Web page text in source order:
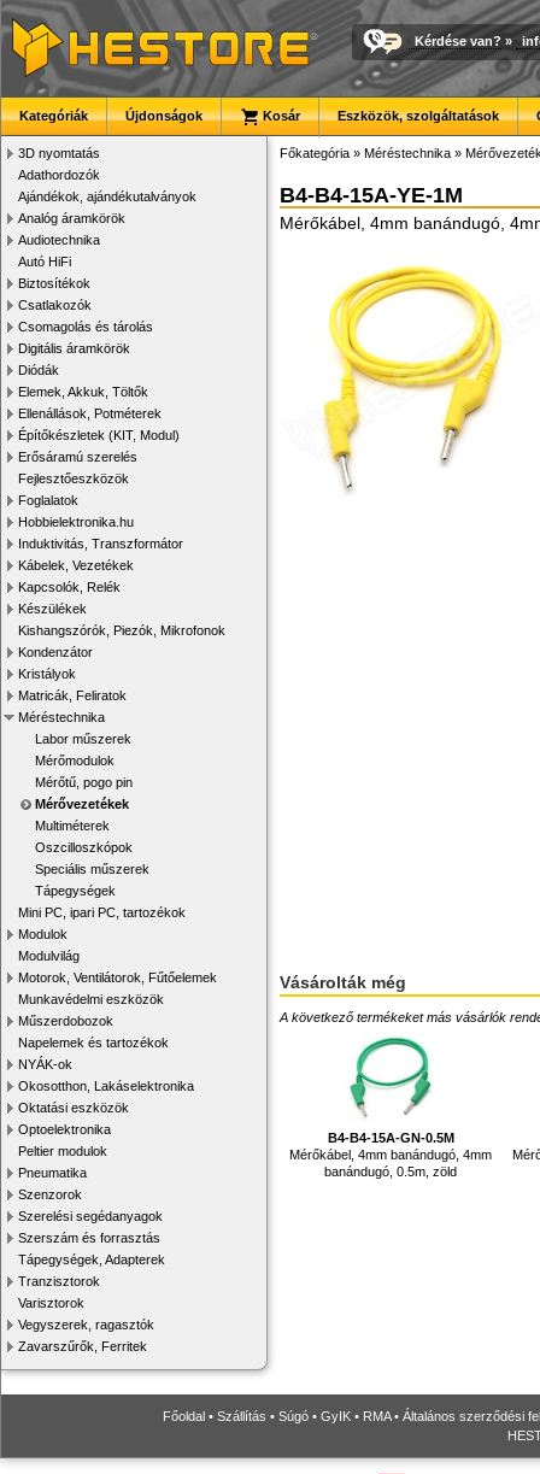
Kérdése van? »
Kategóriák Újdonságok Kosár Eszközök, szolgáltatások
3D nyomtatás
Adathordozók
Ajándékok, ajándékutalványok
Analóg áramkörök
Audiotechnika
Autó HiFi
Biztosítékok
Csatlakozók
Csomagolás és tárolás
Digitális áramkörök
Diódák
Elemek, Akkuk, Töltők
Ellenállások, Potméterek
Építőkészletek (KIT, Modul)
Erősáramú szerelés
Fejlesztőeszközök
Foglalatok
Hobbielektronika.hu
Induktivitás, Transzformátor
Kábelek, Vezetékek
Kapcsolók, Relék
Készülékek
Kishangszórók, Piezók, Mikrofonok
Kondenzátor
Kristályok
Matricák, Feliratok
Méréstechnika
Labor műszerek
Mérőmodulok
Mérőtű, pogo pin
Mérővezetékek
Multiméterek
Oszcilloszkópok
Speciális műszerek
Tápegységek
Mini PC, ipari PC, tartozékok
Modulok
Modulvilág
Motorok, Ventilátorok, Fűtőelemek
Munkavédelmi eszközök
Műszerdobozok
Napelemek és tartozékok
NYÁK-ok
Okosotthon, Lakáselektronika
Oktatási eszközök
Optoelektronika
Peltier modulok
Pneumatika
Szenzorok
Szerelési segédanyagok
Szerszám és forrasztás
Tápegységek, Adapterek
Tranzisztorok
Varisztorok
Vegyszerek, ragasztók
Zavarszűrők, Ferritek
Főkategória » Méréstechnika »
B4-B4-15A-YE-1M
Mérőkábel, 4mm banándugó,
Vásárolták még
A következő termékeket más vásárlók
B4-B4-15A-GN-0.5M
Mérőkábel, 4mm banándugó, 4mm
banándugó, 0.5m, zöld
Főoldal • Szállítás • Súgó • GyIK • RMA• Általános szerződési